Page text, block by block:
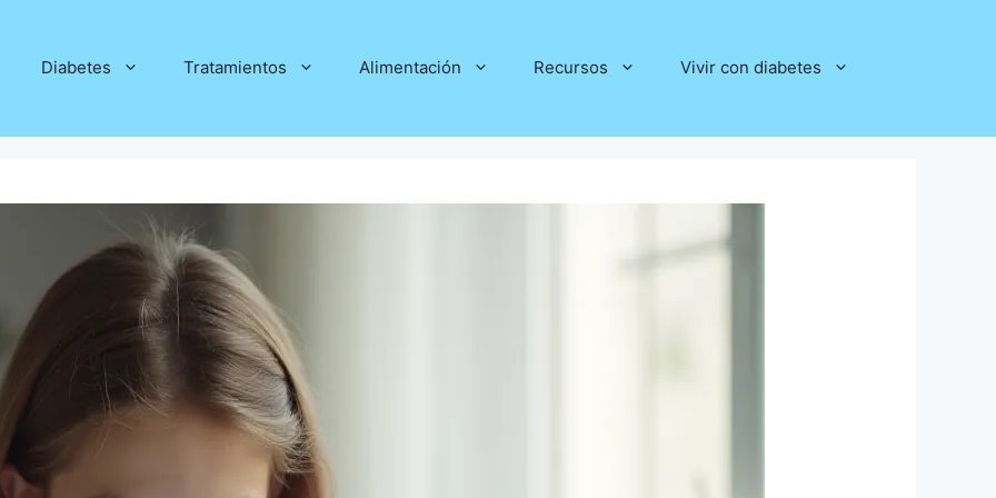
Diabetes Tratamientos Alimentación Recursos Vivir con diabetes